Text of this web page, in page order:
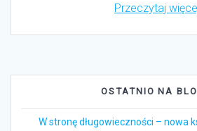
Przeczytaj
OSTATNIO NA
W stronę długowieczności – nowa